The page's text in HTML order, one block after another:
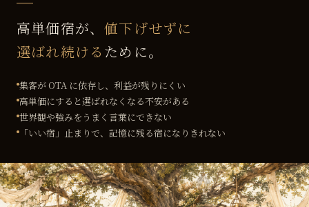
高単価宿が、値下げせずに
選ばれ続ける ために。
集客が OTA に依存し、利益が残りにくい
高単価にすると選ばれなくなる不安がある
世界観や強みをうまく言葉にできない
「いい宿」止まりで、記憶に残る宿になりきれない